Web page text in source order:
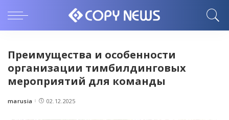
Преимущества и особенности
организации тимбилдинговых
мероприятий для команды
Posted
marusia 02.12.2025